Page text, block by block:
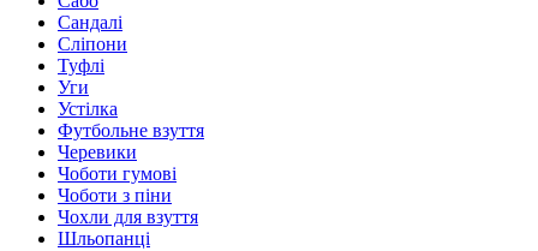
Сандалі
Сліпони
Туфлі
Уги
Устілка
Футбольне взуття
Черевики
Чоботи гумові
Чоботи з піни
Чохли для взуття
Шльопанці